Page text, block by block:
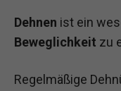
Dehnen ist ein
Beweglichkeit zu
Regelmäßige